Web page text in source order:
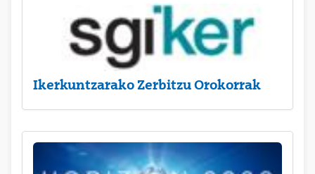
Ikerkuntzarako Zerbitzu Orokorrak